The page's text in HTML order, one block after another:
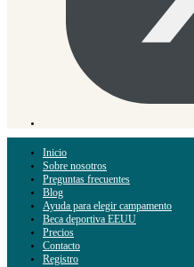
Inicio
Sobre nosotros
Preguntas frecuentes
Blog
Ayuda para elegir campamento
Beca deportiva EEUU
Precios
Contacto
Registro